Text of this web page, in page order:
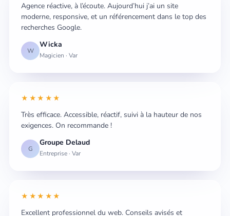
Agence réactive, à l’écoute. Aujourd’hui j’ai un site
moderne, responsive, et un référencement dans le top des
recherches Google.
W
Wicka
Magicien · Var
★★★★★
Très efficace. Accessible, réactif, suivi à la hauteur de nos
exigences. On recommande !
G
Groupe Delaud
Entreprise · Var
★★★★★
Excellent professionnel du web. Conseils avisés et